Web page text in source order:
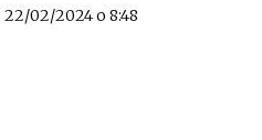
22/02/2024 o 8:48